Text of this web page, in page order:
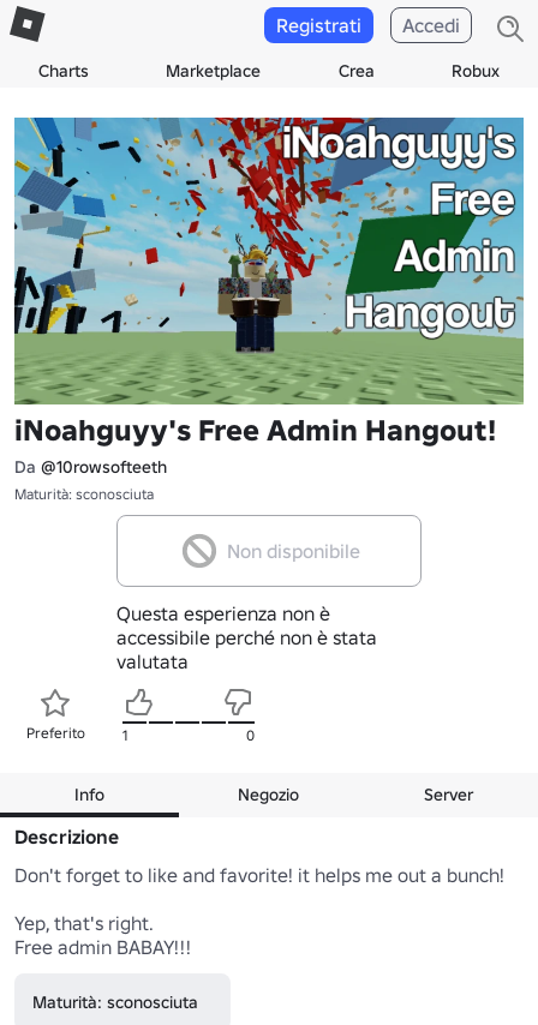
Charts Marketplace Crea Robux
Registrati Accedi
iNoahguyy's Free Admin Hangout!
Da @10rowsofteeth
Maturità: sconosciuta
Non disponibile
Questa esperienza non è
accessibile perché non è stata
valutata
Preferito 1 0
Info Negozio Server
Descrizione
Don't forget to like and favorite! it helps me out a bunch!
Yep, that's right.
Free admin BABAY!!!
Maturità: sconosciuta